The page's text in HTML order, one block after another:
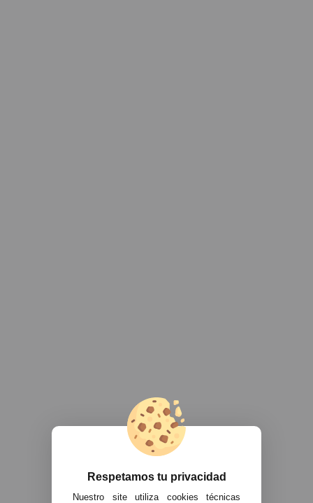
Respetamos tu privacidad
Nuestro site utiliza cookies técnicas